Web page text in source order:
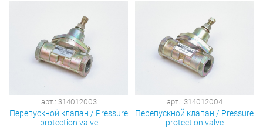
арт.: 314012003
Перепускной клапан / Pressure
protection valve
арт.: 314012004
Перепускной клапан / Pressure
protection valve